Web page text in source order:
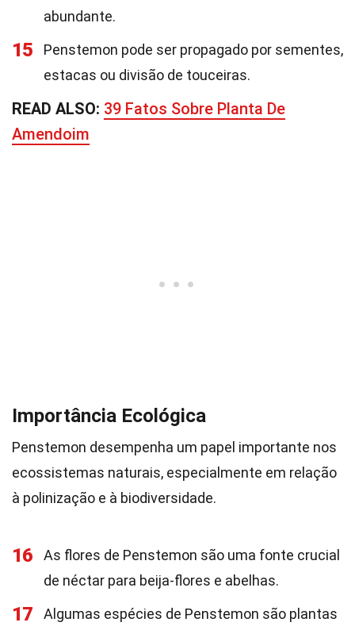
abundante.
15
Penstemon pode ser propagado por sementes,
estacas ou divisão de touceiras.
READ ALSO: 39 Fatos Sobre Planta De
Amendoim
Importância Ecológica
Penstemon desempenha um papel importante nos
ecossistemas naturais, especialmente em relação
à polinização e à biodiversidade.
16
As flores de Penstemon são uma fonte crucial
de néctar para beija-flores e abelhas.
17
Algumas espécies de Penstemon são plantas